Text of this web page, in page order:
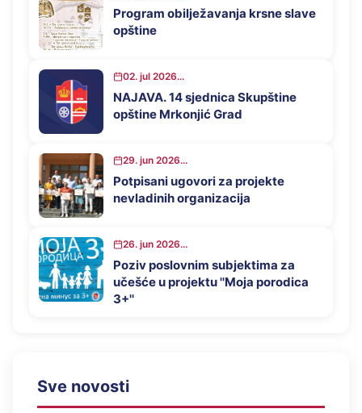
Program obilježavanja krsne slave
opštine
02. jul 2026...
NAJAVA. 14 sjednica Skupštine
opštine Mrkonjić Grad
29. jun 2026...
Potpisani ugovori za projekte
nevladinih organizacija
26. jun 2026...
Poziv poslovnim subjektima za
učešće u projektu ''Moja porodica
3+''
Sve novosti